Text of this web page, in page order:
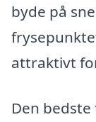
byde på
attraktivt
Den